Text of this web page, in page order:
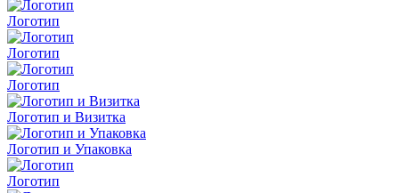
Логотип
Логотип
Логотип
Логотип и Визитка
Логотип и Упаковка
Логотип